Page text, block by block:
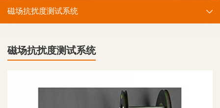
磁场抗扰度测试系统
磁场抗扰度测试系统